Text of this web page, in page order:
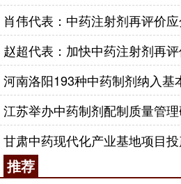
肖伟代表：中药注射剂再评价
赵超代表：加快中药注射剂再
河南洛阳193种中药制剂纳入基
江苏举办中药制剂配制质量管
甘肃中药现代化产业基地项目
推荐